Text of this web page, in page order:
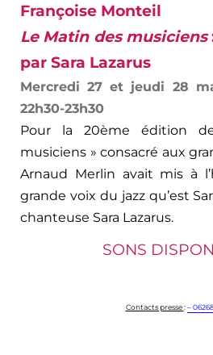
Françoise Monteil
Le Matin des musiciens
par Sara Lazarus
Mercredi 27 et jeudi 28
22h30-23h30
Pour la 20ème édition
musiciens » consacré aux
Arnaud Merlin avait mis à
grande voix du jazz qu’est
chanteuse Sara Lazarus.
SONS
Contacts presse:–